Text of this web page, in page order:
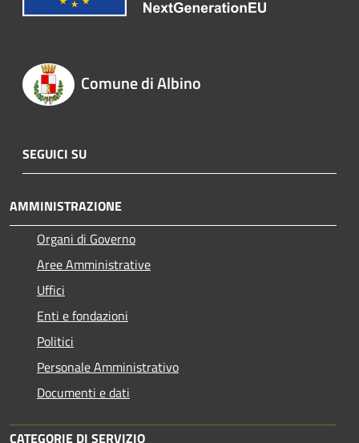
Comune di Albino
SEGUICI SU
AMMINISTRAZIONE
Organi di Governo
Aree Amministrative
Uffici
Enti e fondazioni
Politici
Personale Amministrativo
Documenti e dati
CATEGORIE DI SERVIZIO